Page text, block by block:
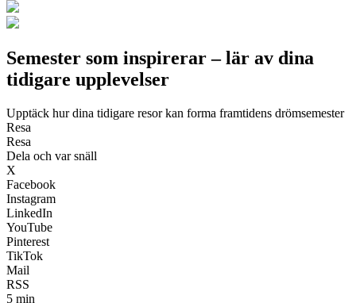
Semester som inspirerar – lär av dina
tidigare upplevelser
Upptäck hur dina tidigare resor kan forma framtidens drömsemester
Resa
Resa
Dela och var snäll
X
Facebook
Instagram
LinkedIn
YouTube
Pinterest
TikTok
Mail
RSS
5 min